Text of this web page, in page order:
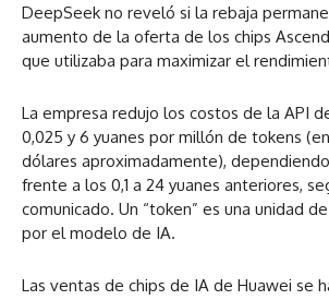
DeepSeek no reveló si la rebaja
aumento de la oferta de los chips
que utilizaba para maximizar el
La empresa redujo los costos de la API
0,025 y 6 yuanes por millón de tokens
dólares aproximadamente),
frente a los 0,1 a 24 yuanes anteriores,
comunicado. Un “token” es una unidad
por el modelo de IA.
Las ventas de chips de IA de Huawei se